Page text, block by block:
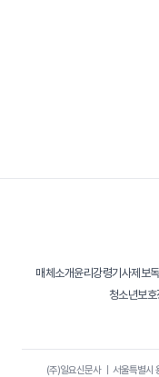
매체소개윤리강령기사제보
청소년보호
(주)일요신문사｜ 서울특별시